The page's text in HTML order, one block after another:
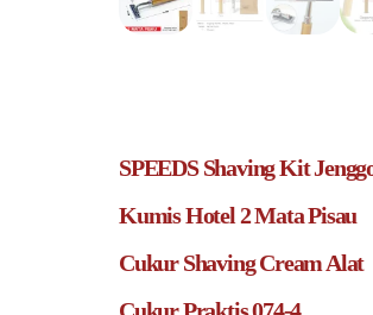
SPEEDS Shaving Kit
Kumis Hotel 2 Mata Pisau
Cukur Shaving Cream Alat